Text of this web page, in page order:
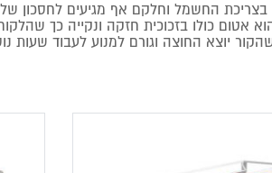
אטום כולו בזכוכית חזקה ונקייה כך
יוצא החוצה וגורם למנוע לעבוד שעות